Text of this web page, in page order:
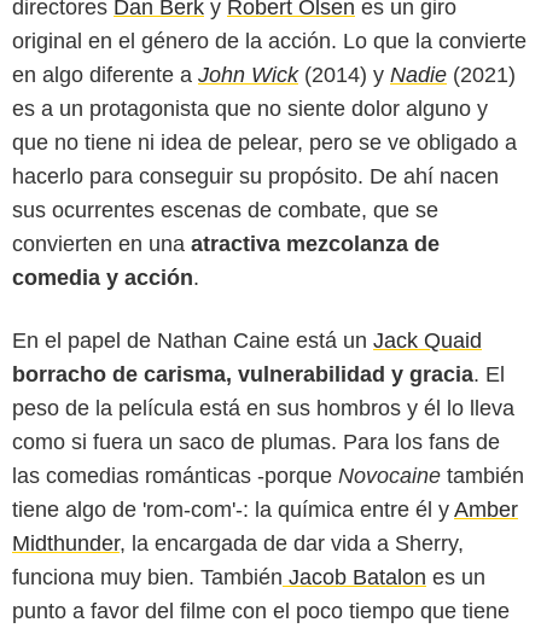
directores Dan Berk y Robert Olsen es un giro
original en el género de la acción. Lo que la convierte
en algo diferente a John Wick(2014) y Nadie (2021)
es a un protagonista que no siente dolor alguno y
que no tiene ni idea de pelear, pero se ve obligado a
hacerlo para conseguir su propósito. De ahí nacen
sus ocurrentes escenas de combate, que se
convierten en una atractiva mezcolanza de
comedia y acción.
En el papel de Nathan Caine está un Jack Quaid
borracho de carisma, vulnerabilidad y gracia. El
peso de la película está en sus hombros y él lo lleva
como si fuera un saco de plumas. Para los fans de
las comedias románticas -porque Novocaine también
tiene algo de 'rom-com'-: la química entre él y Amber
Midthunder, la encargada de dar vida a Sherry,
funciona muy bien. También Jacob Batalon es un
punto a favor del filme con el poco tiempo que tiene